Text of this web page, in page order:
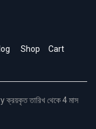
Shop Cart
তারিখ থেকে 4 মাস